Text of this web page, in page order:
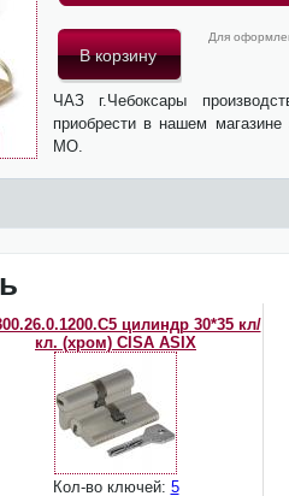
Для
ЧАЗ г.Чебоксары
приобрести в нашем
МО.
цилиндр 30*35 кл/
кл. (хром) CISA ASIX
Кол-во ключей: 5